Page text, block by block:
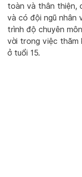
toàn và thân thiện,
và có đội ngũ nhân
trình độ chuyên
vời trong việc thăm
ở tuổi 15.